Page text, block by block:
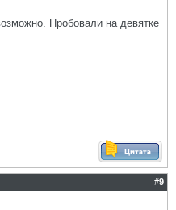
Пробовали на девятке
#9